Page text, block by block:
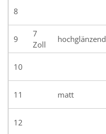
8
9
7
Zoll
hochglänzend
10
11 matt
12